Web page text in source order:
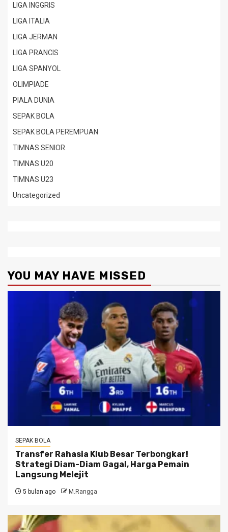
LIGA INGGRIS
LIGA ITALIA
LIGA JERMAN
LIGA PRANCIS
LIGA SPANYOL
OLIMPIADE
PIALA DUNIA
SEPAK BOLA
SEPAK BOLA PEREMPUAN
TIMNAS SENIOR
TIMNAS U20
TIMNAS U23
Uncategorized
YOU MAY HAVE MISSED
SEPAK BOLA
Transfer Rahasia Klub Besar Terbongkar!
Strategi Diam-Diam Gagal, Harga Pemain
Langsung Melejit
5 bulan ago M.Rangga